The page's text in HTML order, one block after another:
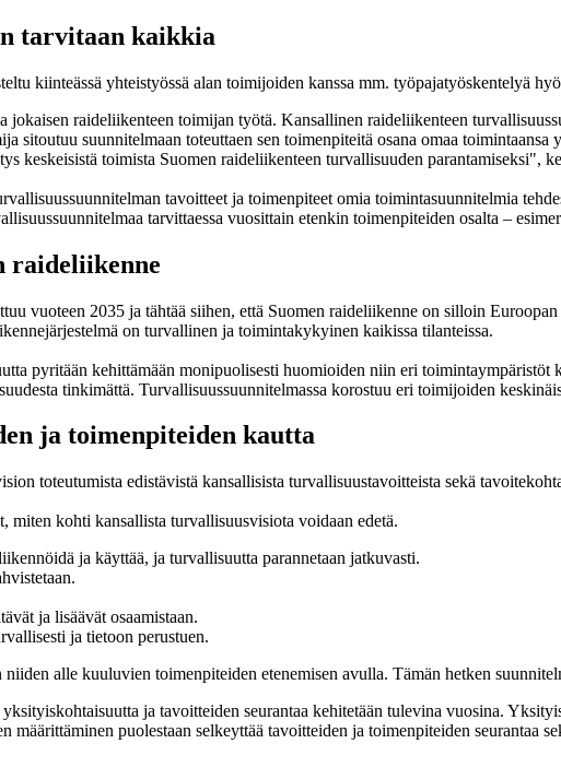
tarvitaan kaikkia
kiinteässä yhteistyössä alan toimijoiden kanssa mm. työpajatyöskentelyä
jokaisen raideliikenteen toimijan työtä. Kansallinen raideliikenteen
sitoutuu suunnitelmaan toteuttaen sen toimenpiteitä osana omaa
keskeisistä toimista Suomen raideliikenteen turvallisuuden parantamiseksi",
tavoitteet ja toimenpiteet omia toimintasuunnitelmia
tarvittaessa vuosittain etenkin toimenpiteiden osalta ‒
raideliikenne
vuoteen 2035 ja tähtää siihen, että Suomen raideliikenne on silloin
on turvallinen ja toimintakykyinen kaikissa tilanteissa.
pyritään kehittämään monipuolisesti huomioiden niin eri
tinkimättä. Turvallisuussuunnitelmassa korostuu eri toimijoiden
ja toimenpiteiden kautta
toteutumista edistävistä kansallisista turvallisuustavoitteista sekä
miten kohti kansallista turvallisuusvisiota voidaan edetä.
ja käyttää, ja turvallisuutta parannetaan jatkuvasti.
ja lisäävät osaamistaan.
ja tietoon perustuen.
alle kuuluvien toimenpiteiden etenemisen avulla. Tämän hetken
ja tavoitteiden seurantaa kehitetään tulevina vuosina.
määrittäminen puolestaan selkeyttää tavoitteiden ja toimenpiteiden